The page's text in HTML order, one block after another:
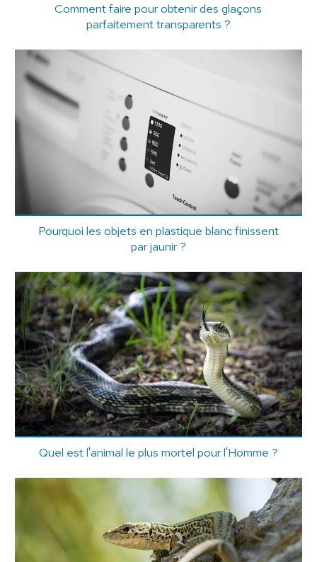
Comment faire pour obtenir des glaçons
parfaitement transparents ?
Pourquoi les objets en plastique blanc finissent
par jaunir ?
Quel est l'animal le plus mortel pour l'Homme ?